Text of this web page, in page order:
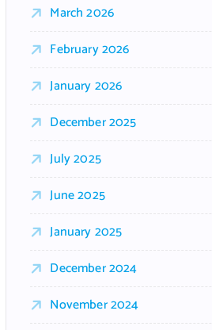
March 2026
February 2026
January 2026
December 2025
July 2025
June 2025
January 2025
December 2024
November 2024